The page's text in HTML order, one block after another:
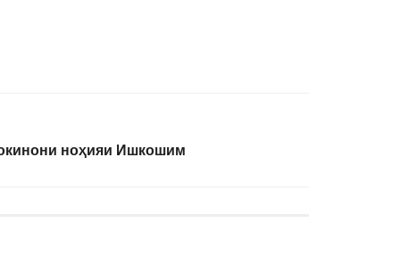
ноҳияи Ишкошим